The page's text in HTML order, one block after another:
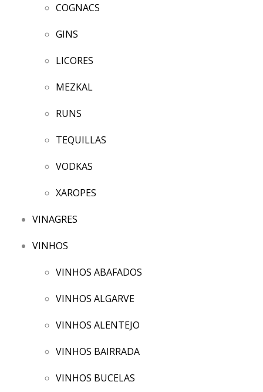
COGNACS
GINS
LICORES
MEZKAL
RUNS
TEQUILLAS
VODKAS
XAROPES
VINAGRES
VINHOS
VINHOS ABAFADOS
VINHOS ALGARVE
VINHOS ALENTEJO
VINHOS BAIRRADA
VINHOS BUCELAS